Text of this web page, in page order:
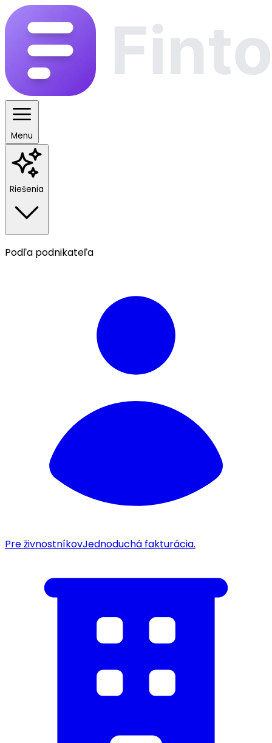
Menu
Riešenia
Podľa podnikateľa
Pre živnostníkovJednoduchá fakturácia.